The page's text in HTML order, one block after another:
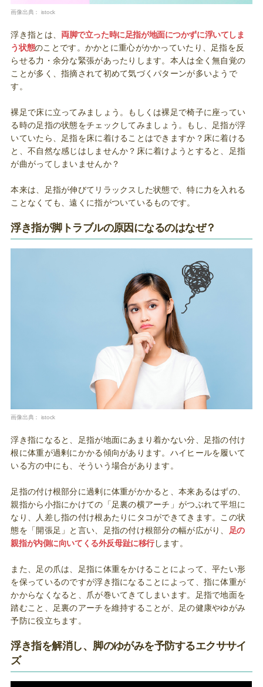
画像出典： istock
浮き指とは、 両脚で立った時に足指が地面につかずに浮いてしま
う状態のことです。かかとに重心がかかっていたり、足指を反
らせる力・余分な緊張があったりします。本人は全く無自覚の
ことが多く、指摘されて初めて気づくパターンが多いようで
す。
裸足で床に立ってみましょう。もしくは裸足で椅子に座ってい
る時の足指の状態をチェックしてみましょう。もし、足指が浮
いていたら、足指を床に着けることはできますか？床に着ける
と、不自然な感じはしませんか？床に着けようとすると、足指
が曲がってしまいませんか？
本来は、足指が伸びてリラックスした状態で、特に力を入れる
ことなくても、遠くに指がついているものです。
浮き指が脚トラブルの原因になるのはなぜ？
画像出典： istock
浮き指になると、足指が地面にあまり着かない分、足指の付け
根に体重が過剰にかかる傾向があります。ハイヒールを履いて
いる方の中にも、そういう場合があります。
足指の付け根部分に過剰に体重がかかると、本来あるはずの、
親指から小指にかけての「足裏の横アーチ」がつぶれて平坦に
なり、人差し指の付け根あたりにタコができてきます。この状
態を「開張足」と言い、足指の付け根部分の幅が広がり、 足の
親指が内側に向いてくる外反母趾に移行します。
また、足の爪は、足指に体重をかけることによって、平たい形
を保っているのですが浮き指になることによって、指に体重が
かからなくなると、爪が巻いてきてしまいます。足指で地面を
踏むこと、足裏のアーチを維持することが、足の健康やゆがみ
予防に役立ちます。
浮き指を解消し、脚のゆがみを予防するエクササイ
ズ